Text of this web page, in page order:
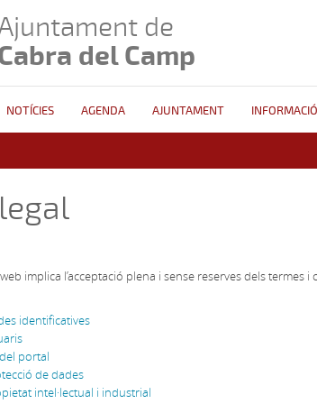
de
del Camp
NOTÍCIES AGENDA AJUNTAMENT
web implica l’acceptació plena i sense reserves dels
identificatives
portal
de dades
intel·lectual i industrial